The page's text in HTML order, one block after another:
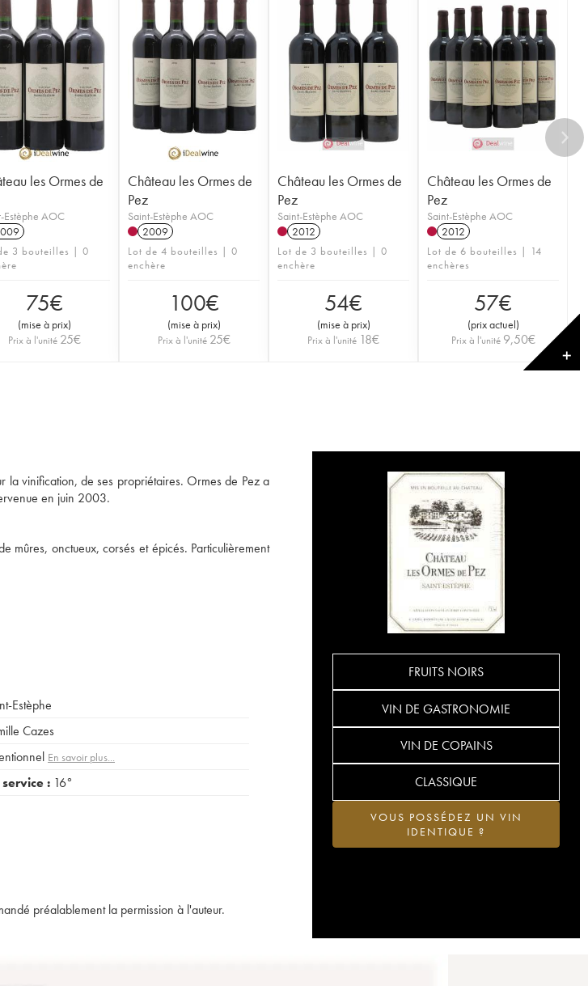
les Ormes de
Estèphe AOC
3 bouteilles | 0
75€
(mise à prix)
Prix à l'unité 25€
Château les Ormes de
Pez
Saint-Estèphe AOC
2009
Lot de 4 bouteilles | 0
enchère
100€
(mise à prix)
Prix à l'unité 25€
Château les Ormes de
Pez
Saint-Estèphe AOC
2012
Lot de 3 bouteilles | 0
enchère
54€
(mise à prix)
Prix à l'unité 18€
Château les Ormes de
Pez
Saint-Estèphe AOC
2012
Lot de 6 bouteilles | 14
enchères
57€
(prix actuel)
Prix à l'unité 9,50€
✕
la vinification, de ses propriétaires. Ormes de Pez a
en juin 2003.
mûres, onctueux, corsés et épicés. Particulièrement
FRUITS NOIRS
VIN DE GASTRONOMIE
VIN DE COPAINS
CLASSIQUE
VOUS POSSÉDEZ UN VIN
IDENTIQUE ?
Estèphe
Cazes
En savoir plus...
: 16°
préalablement la permission à l'auteur.